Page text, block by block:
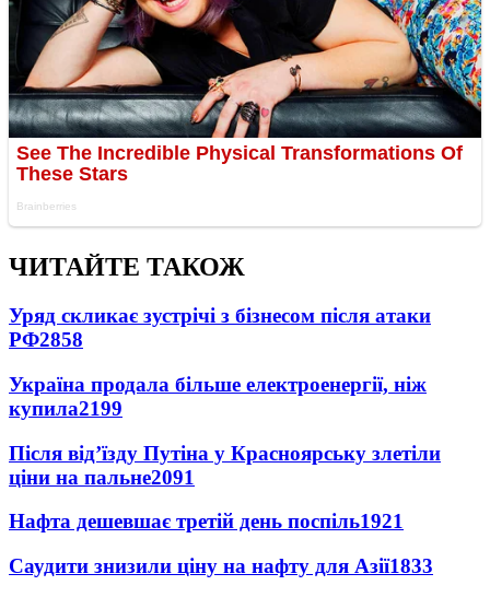
ЧИТАЙТЕ ТАКОЖ
Уряд скликає зустрічі з бізнесом після атаки
РФ2858
Україна продала більше електроенергії, ніж
купила2199
Після від’їзду Путіна у Красноярську злетіли
ціни на пальне2091
Нафта дешевшає третій день поспіль1921
Саудити знизили ціну на нафту для Азії1833